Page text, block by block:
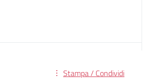
Stampa / Condividi